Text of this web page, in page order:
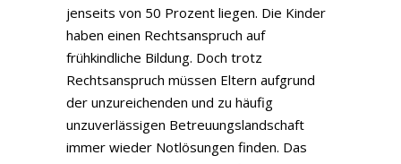
jenseits von 50 Prozent liegen. Die Kinder
haben einen Rechtsanspruch auf
frühkindliche Bildung. Doch trotz
Rechtsanspruch müssen Eltern aufgrund
der unzureichenden und zu häufig
unzuverlässigen Betreuungslandschaft
immer wieder Notlösungen finden. Das